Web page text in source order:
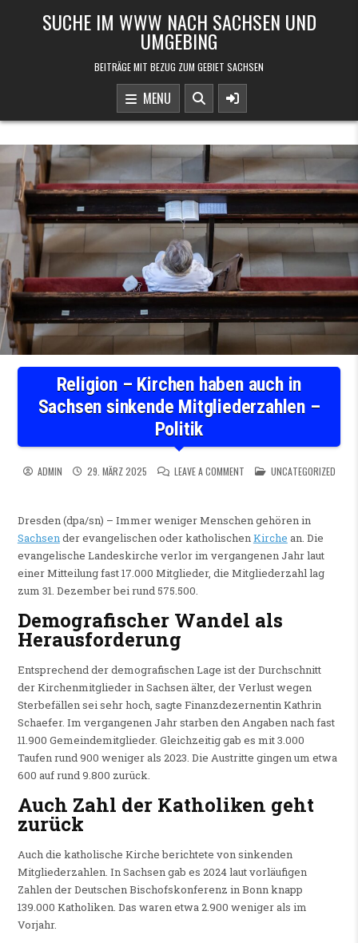
SUCHE IM WWW NACH SACHSEN UND
UMGEBING
BEITRÄGE MIT BEZUG ZUM GEBIET SACHSEN
MENU
Religion – Kirchen haben auch in
Sachsen sinkende Mitgliederzahlen –
Politik
ADMIN 29. MÄRZ 2025 LEAVE A COMMENTON RELIGION – KIRCHEN
POSTED IN
UNCATEGORIZED
Dresden (dpa/sn) – Immer weniger Menschen gehören in
Sachsender evangelischen oder katholischenKirche an. Die
evangelische Landeskirche verlor im vergangenen Jahr laut
einer Mitteilung fast 17.000 Mitglieder, die Mitgliederzahl lag
zum 31. Dezember bei rund 575.500.
Demografischer Wandel als
Herausforderung
Entsprechend der demografischen Lage ist der Durchschnitt
der Kirchenmitglieder in Sachsen älter, der Verlust wegen
Sterbefällen sei sehr hoch, sagte Finanzdezernentin Kathrin
Schaefer. Im vergangenen Jahr starben den Angaben nach fast
11.900 Gemeindemitglieder. Gleichzeitig gab es mit 3.000
Taufen rund 900 weniger als 2023. Die Austritte gingen um etwa
600 auf rund 9.800 zurück.
Auch Zahl der Katholiken geht
zurück
Auch die katholische Kirche berichtete von sinkenden
Mitgliederzahlen. In Sachsen gab es 2024 laut vorläufigen
Zahlen der Deutschen Bischofskonferenz in Bonn knapp
139.000 Katholiken. Das waren etwa 2.900 weniger als im
Vorjahr.